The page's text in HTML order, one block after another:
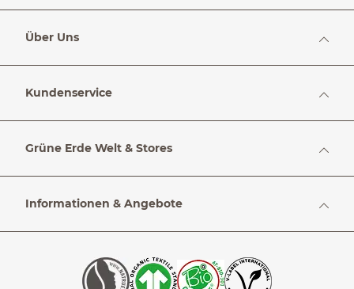
Über Uns
Kundenservice
Grüne Erde Welt & Stores
Informationen & Angebote